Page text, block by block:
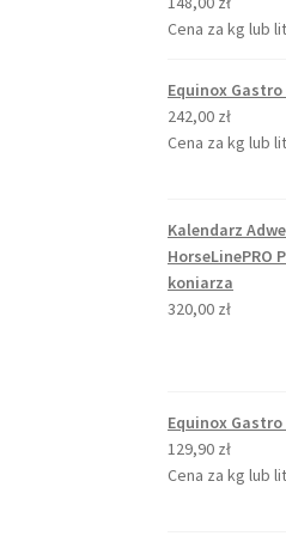
Cena za kg lub
Equinox Gastro
242,00 zł
Cena za kg lub
Kalendarz
HorseLinePRO
koniarza
320,00 zł
Equinox Gastro
129,90 zł
Cena za kg lub